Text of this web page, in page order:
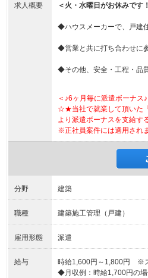
求人概要 ＜火・水曜日がお休みです
◆ハウスメーカーで、戸建
◆営業と共に打ち合わせに
◆その他、安全・工程・品
＜♪6ヶ月毎に派遣ボーナス♪
☆★当社で就業して頂いた
より派遣ボーナスを支給
※正社員案件には適用され
分野 建築
職種 建築施工管理（戸建）
雇用形態 派遣
給与
時給1,600円～1,800円 ※
◆月収例：時給1,700円の